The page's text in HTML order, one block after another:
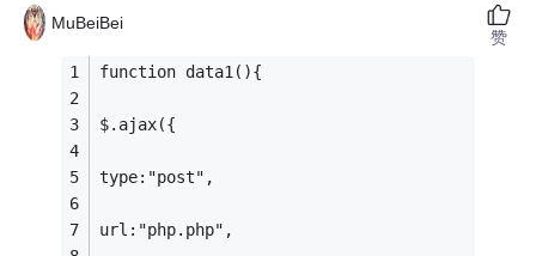
MuBeiBei
function data1(){
$.ajax({
type:"post",
url:"php.php",
赞